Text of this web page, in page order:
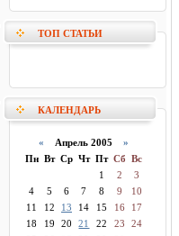
ТОП СТАТЬИ
КАЛЕНДАРЬ
« Апрель 2005 »
Пн Вт Ср Чт Пт Сб Вс
1
2
3
4
5 6 7 8 9
10
11
12 13 14 15 16
17
18
19 20 21 22 23
24